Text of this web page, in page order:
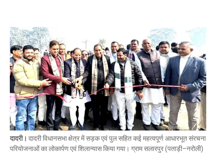
दादरी। दादरी विधानसभा क्षेत्र में सड़क एवं पुल सहित कई महत्वपूर्ण आधारभूत संरचना
परियोजनाओं का लोकार्पण एवं शिलान्यास किया गया। ग्राम सलारपुर (पताड़ी–नरोली)